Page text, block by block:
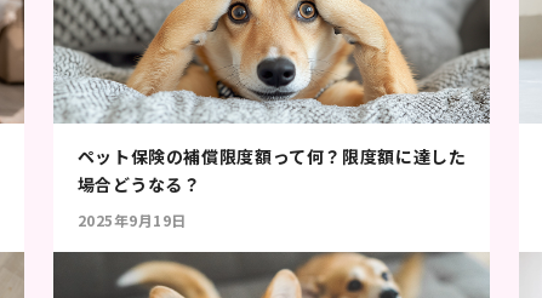
ペット保険の補償限度額って何？限度額に達した
場合どうなる？
2025年9月19日